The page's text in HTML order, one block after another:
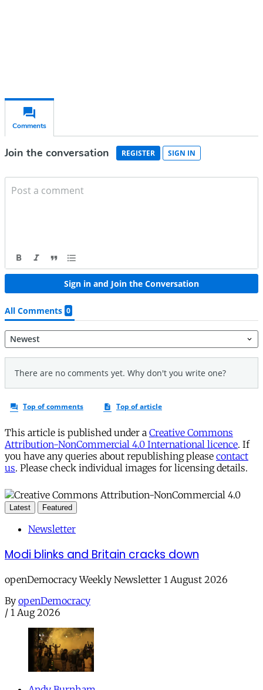
This article is published under a Creative Commons
Attribution-NonCommercial 4.0 International licence. If
you have any queries about republishing please contact
us. Please check individual images for licensing details.
Latest Featured
Newsletter
Modi blinks and Britain cracks down
openDemocracy Weekly Newsletter 1 August 2026
By openDemocracy
/ 1 Aug 2026